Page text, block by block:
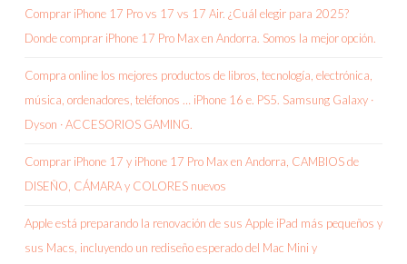
Comprar iPhone 17 Pro vs 17 vs 17 Air. ¿Cuál elegir para 2025?
Donde comprar iPhone 17 Pro Max en Andorra. Somos la mejor opción.
Compra online los mejores productos de libros, tecnología, electrónica,
música, ordenadores, teléfonos … iPhone 16 e. PS5. Samsung Galaxy ·
Dyson · ACCESORIOS GAMING.
Comprar iPhone 17 y iPhone 17 Pro Max en Andorra, CAMBIOS de
DISEÑO, CÁMARA y COLORES nuevos
Apple está preparando la renovación de sus Apple iPad más pequeños y
sus Macs, incluyendo un rediseño esperado del Mac Mini y